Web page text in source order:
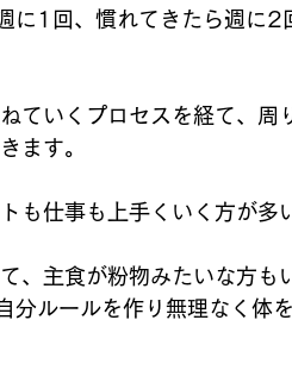
に1回、慣れてきたら週に2
ていくプロセスを経て、周
ます。
も仕事も上手くいく方が多
、主食が粉物みたいな方も
ルールを作り無理なく体